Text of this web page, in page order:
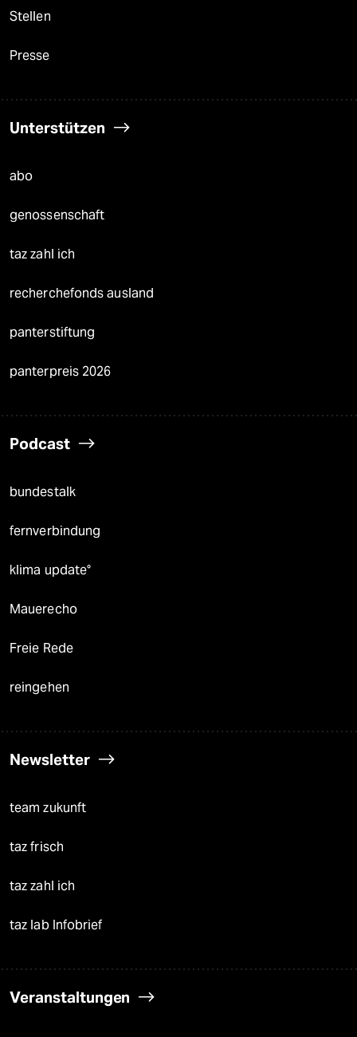
Stellen
Presse
Unterstützen
abo
genossenschaft
taz zahl ich
recherchefonds ausland
panterstiftung
panterpreis 2026
Podcast
bundestalk
fernverbindung
klima update°
Mauerecho
Freie Rede
reingehen
Newsletter
team zukunft
taz frisch
taz zahl ich
taz lab Infobrief
Veranstaltungen